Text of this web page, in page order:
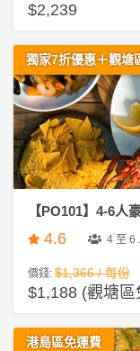
$2,239
獨家7折優惠＋觀塘
【PO101】4-6人
4.6 4 至 6
價錢: $1,366 / 每份
$1,188 (觀塘區
港島區免運費